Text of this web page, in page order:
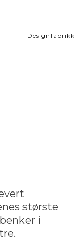
Designfabrikk
største
i